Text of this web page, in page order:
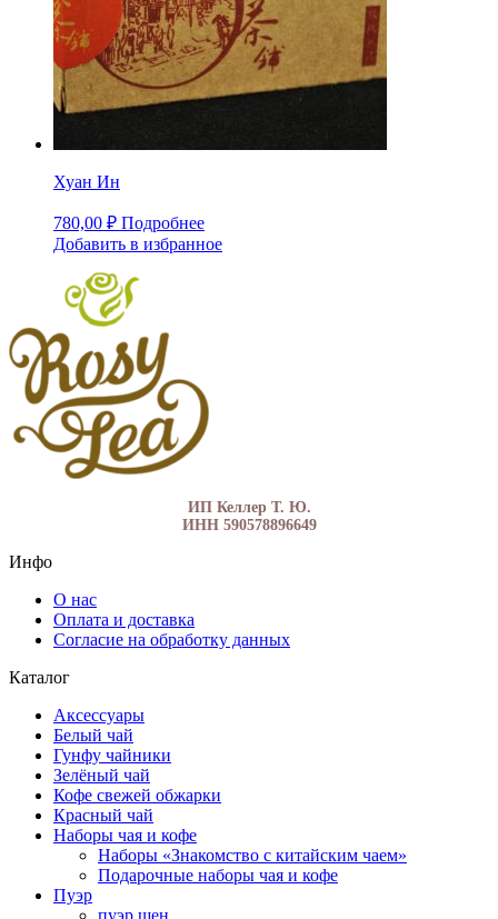
Хуан Ин
780,00 ₽ Подробнее
Добавить в избранное
ИП Келлер Т. Ю.
ИНН 590578896649
Инфо
О нас
Оплата и доставка
Согласие на обработку данных
Каталог
Аксессуары
Белый чай
Гунфу чайники
Зелёный чай
Кофе свежей обжарки
Красный чай
Наборы чая и кофе
Наборы «Знакомство с китайским чаем»
Подарочные наборы чая и кофе
Пуэр
пуэр шен